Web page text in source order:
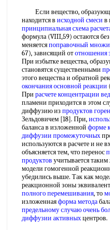
Если вещество,
находится в исходной смеси в
принципиальная схема
формула (VIII,59) остаются
меняетсяпоправочный
67), зависящий ототношения
При избытке вещества,
становятся существенными
этого вещества и обратной
окончанияосновной реакции
При расчете концентрации
пламени приходится в этом
диффузию из продуктов
Зельдовичем [18]. При,
баланса в изложенной форме
диффузии промежуточных
используются в расчете и не
объясняется тем, что перенос
продуктов учитывается
модели гомогенной
убедились выше. Так как
реакционной зоны
полного перемешивания, то
изложеннаяформа метода
предельномуслучаю очень
диффузии активныхцентров.